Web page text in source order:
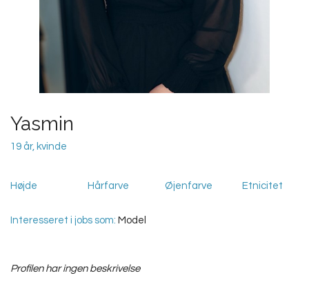
Yasmin
19 år, kvinde
Højde Hårfarve Øjenfarve Etnicitet
Interesseret i jobs som: Model
Profilen har ingen beskrivelse